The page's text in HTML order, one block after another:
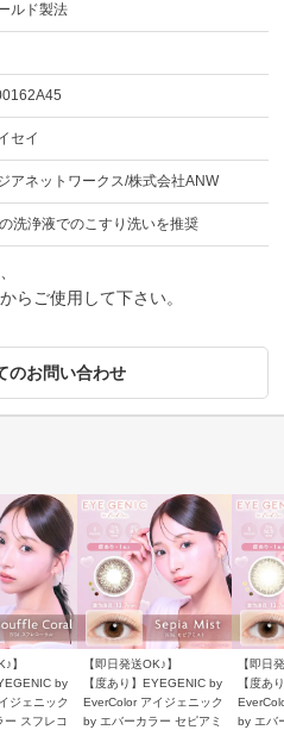
ルド製法
セイ
アネットワークス/株式会社ANW
洗浄液でのこすり洗いを推奨
らご使用して下さい。
のお問い合わせ
】
by
ジェニック
ー スフレコ
【即日発送OK♪】
【度あり】EYEGENIC by
EverColor アイジェニック
by エバーカラー セピアミ
【即日
【度あ
by エバ